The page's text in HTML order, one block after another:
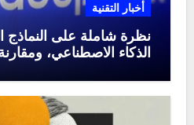
أخبار التقنية
نظرة شاملة على النماذج
الذكاء الاصطناعي،